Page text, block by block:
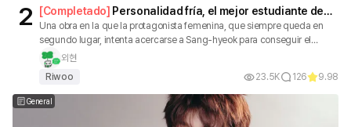
2 [Completado] Personalidad fría, el mejor estudiante de
toda la escuela.
Una obra en la que la protagonista femenina, que siempre queda en
segundo lugar, intenta acercarse a Sang-hyeok para conseguir el
primer lugar, pero termina enamorándose de él.
외현
Riwoo
23.5K 126 9.98
General